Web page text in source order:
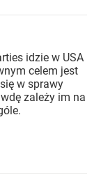
idzie w USA
celem jest
w sprawy
zależy im na